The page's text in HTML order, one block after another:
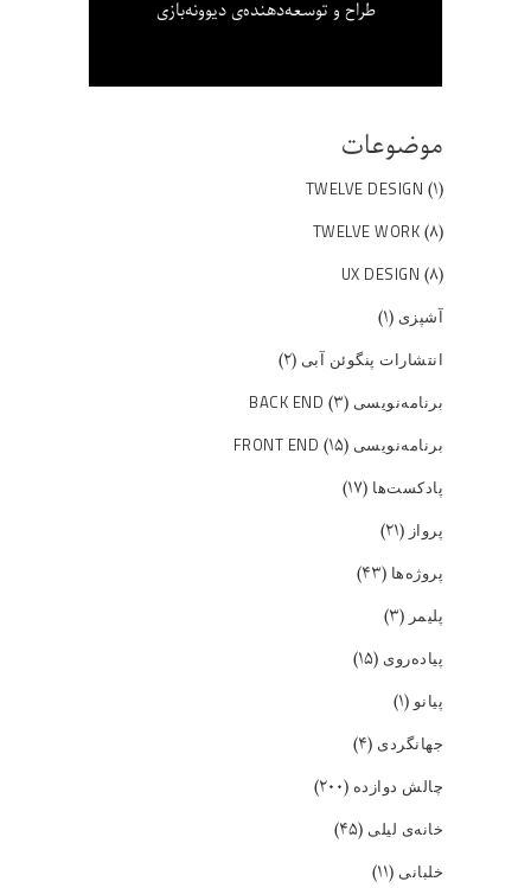
طراح و توسعه‌دهنده‌ی دیوونه‌بازی
موضوعات
TWELVE DESIGN (۱)
TWELVE WORK (۸)
UX DESIGN (۸)
آشپزی (۱)
انتشارات پنگوئن آبی (۲)
برنامه‌نویسی BACK END (۳)
برنامه‌نویسی FRONT END (۱۵)
پادکست‌ها (۱۷)
پرواز (۲۱)
پروژه‌ها (۴۳)
پلیمر (۳)
پیاده‌روی (۱۵)
پیانو(۱)
جهانگردی (۴)
چالش دوازده (۲۰۰)
خانه‌ی لیلی (۴۵)
خلبانی (۱۱)